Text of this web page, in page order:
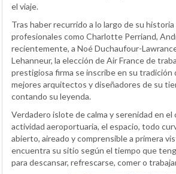
el viaje.
Tras haber recurrido a lo largo de su
profesionales como Charlotte Perriand,
recientemente, a Noé Duchaufour-
Lehanneur, la elección de Air France de
prestigiosa firma se inscribe en su tradición
mejores arquitectos y diseñadores de su
contando su leyenda.
Verdadero islote de calma y serenidad en el
actividad aeroportuaria, el espacio, todo
abierto, aireado y comprensible a primera
encuentra su sitio según el tiempo que
para descansar, refrescarse, comer o